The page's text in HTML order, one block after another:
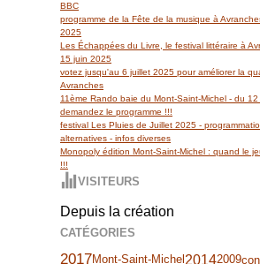
BBC
programme de la Fête de la musique à
2025
Les Échappées du Livre, le festival littéraire à
15 juin 2025
votez jusqu'au 6 juillet 2025 pour améliorer la
Avranches
11ème Rando baie du Mont-Saint-Michel - du
demandez le programme !!!
festival Les Pluies de Juillet 2025 -
alternatives - infos diverses
Monopoly édition Mont-Saint-Michel : quand le
!!!
VISITEURS
Depuis la création
CATÉGORIES
2017Mont-Saint-Michel 20142009